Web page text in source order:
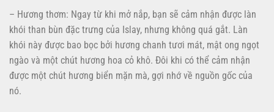
– Hương thơm: Ngay từ khi mở nắp, bạn sẽ cảm nhận được làn
khói than bùn đặc trưng của Islay, nhưng không quá gắt. Làn
khói này được bao bọc bởi hương chanh tươi mát, mật ong ngọt
ngào và một chút hương hoa cỏ khô. Đôi khi có thể cảm nhận
được một chút hương biển mặn mà, gợi nhớ về nguồn gốc của
nó.